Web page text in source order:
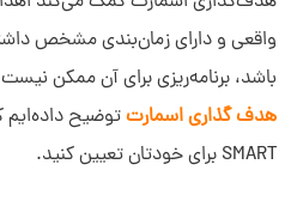
واقعی و دارای زمان‌بندی مشخص
باشد، برنامه‌ریزی برای آن ممکن
هدف گذاری اسمارتتوضیح
SMART برای خودتان تعیین کنید.